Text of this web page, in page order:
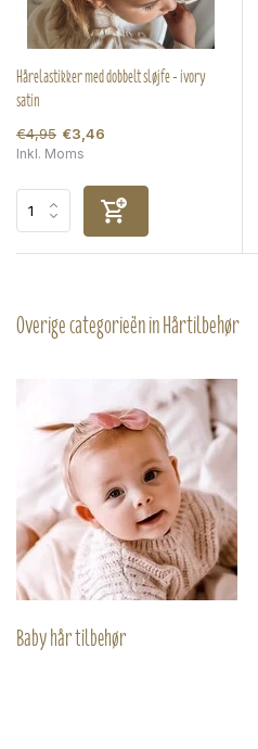
Hårelastikker med dobbelt sløjfe - ivory
satin
€4,95 €3,46
Inkl. Moms
Overige categorieën in Hårtilbehør
Baby hår tilbehør